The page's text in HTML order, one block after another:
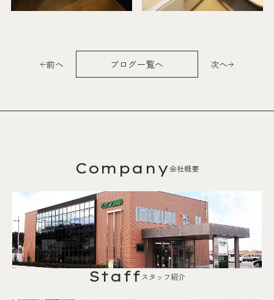
前へ ブログ一覧へ 次へ
Company会社概要
Staffスタッフ紹介